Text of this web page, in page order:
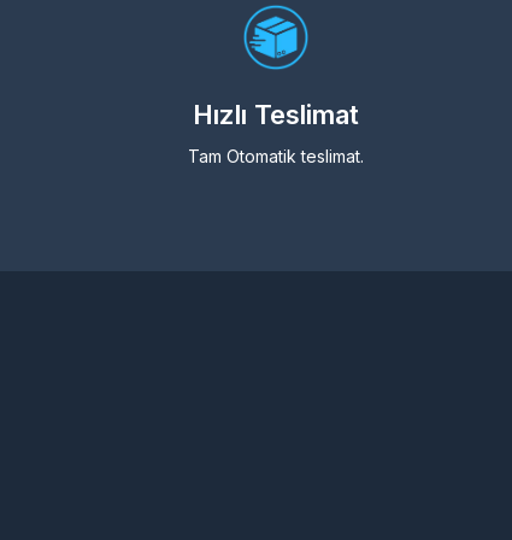
Hızlı Teslimat
Tam Otomatik teslimat.